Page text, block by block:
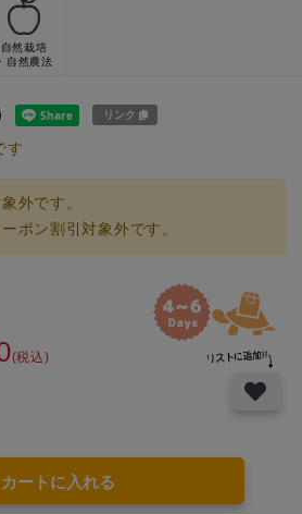
自然栽培
・自然農法
リンク
す
外です。
ポン割引対象外です。
(税込)
カートに入れる